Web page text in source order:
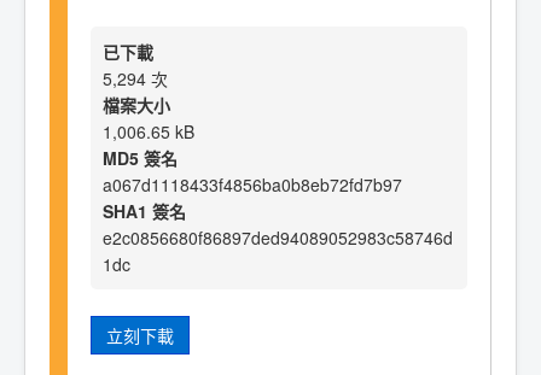
已下載
5,294 次
檔案大小
1,006.65 kB
MD5 簽名
a067d1118433f4856ba0b8eb72fd7b97
SHA1 簽名
e2c0856680f86897ded94089052983c58746d
1dc
立刻下載